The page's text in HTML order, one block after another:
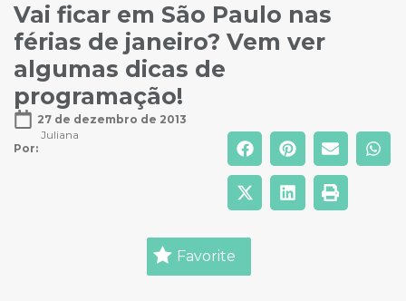
Vai ficar em São Paulo nas
férias de janeiro? Vem ver
algumas dicas de
programação!
27 de dezembro de 2013
Por:
Juliana
Favorite